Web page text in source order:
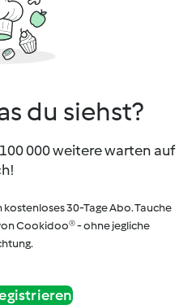
du siehst?
000 weitere warten auf
30-Tage Abo. Tauche
Cookidoo® - ohne jegliche